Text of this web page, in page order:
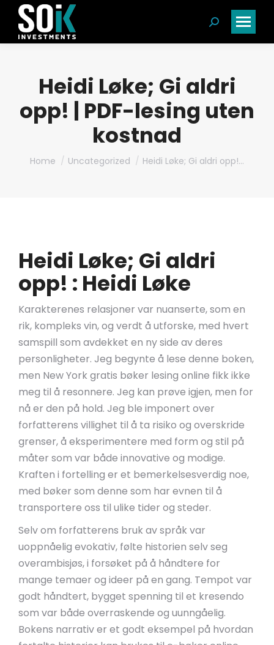
Search:
Heidi Løke; Gi aldri
opp! | PDF-lesing uten
kostnad
You are here:
Home Uncategorized Heidi Løke; Gi aldri opp!…
Heidi Løke; Gi aldri
opp! : Heidi Løke
Karakterenes relasjoner var nuanserte, som en
rik, kompleks vin, og verdt å utforske, med hvert
samspill som avdekket en ny side av deres
personligheter. Jeg begynte å lese denne boken,
men New York gratis bøker lesing online fikk ikke
meg til å resonnere. Jeg kan prøve igjen, men for
nå er den på hold. Jeg ble imponert over
forfatterens villighet til å ta risiko og overskride
grenser, å eksperimentere med form og stil på
måter som var både innovative og modige.
Kraften i fortelling er et bemerkelsesverdig noe,
med bøker som denne som har evnen til å
transportere oss til ulike tider og steder.
Selv om forfatterens bruk av språk var
uoppnåelig evokativ, følte historien selv seg
overambisjøs, i forsøket på å håndtere for
mange temaer og ideer på en gang. Tempot var
godt håndtert, bygget spenning til et kresendo
som var både overraskende og uunngåelig.
Bokens narrativ er et godt eksempel på hvordan